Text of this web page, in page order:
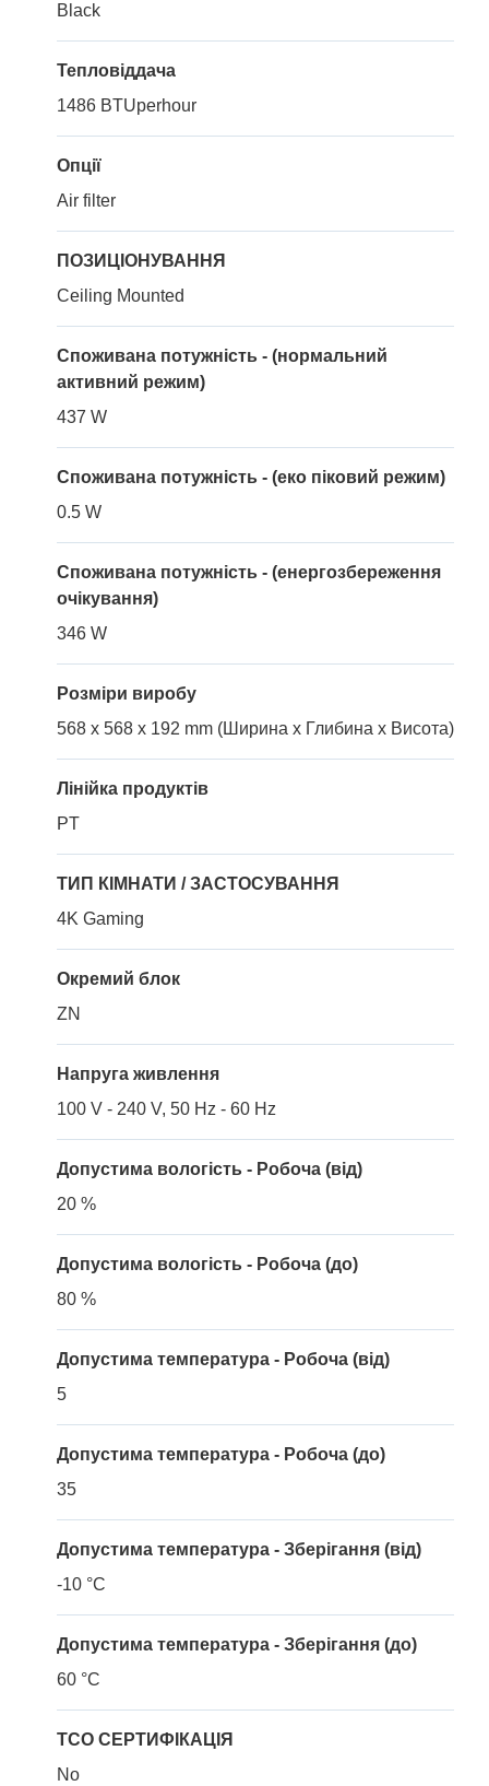
Black
Тепловіддача
1486 BTUperhour
Опції
Air filter
ПОЗИЦІОНУВАННЯ
Ceiling Mounted
Споживана потужність - (нормальний
активний режим)
437 W
Споживана потужність - (еко піковий режим)
0.5 W
Споживана потужність - (енергозбереження
очікування)
346 W
Розміри виробу
568 x 568 x 192 mm (Ширина x Глибина x Висота)
Лінійка продуктів
PT
ТИП КІМНАТИ / ЗАСТОСУВАННЯ
4K Gaming
Окремий блок
ZN
Напруга живлення
100 V - 240 V, 50 Hz - 60 Hz
Допустима вологість - Робоча (від)
20 %
Допустима вологість - Робоча (до)
80 %
Допустима температура - Робоча (від)
5
Допустима температура - Робоча (до)
35
Допустима температура - Зберігання (від)
-10 °C
Допустима температура - Зберігання (до)
60 °C
TCO СЕРТИФІКАЦІЯ
No